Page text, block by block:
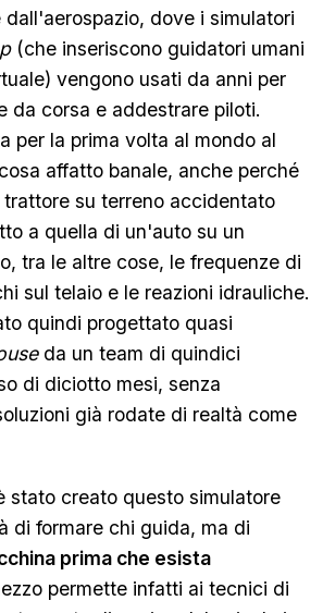
dove i simulatori
(che inseriscono guidatori umani
vengono usati da anni per
da corsa e addestrare piloti.
per la prima volta al mondo al
affatto banale, anche perché
su terreno accidentato
a quella di un'auto su un
tra le altre cose, le frequenze di
sul telaio e le reazioni idrauliche.
quindi progettato quasi
da un team di quindici
di diciotto mesi, senza
già rodate di realtà come
stato creato questo simulatore
di formare chi guida, ma di
prima che esista
permette infatti ai tecnici di